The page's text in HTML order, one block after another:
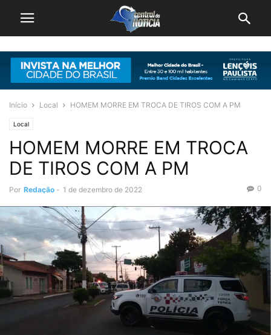
Início Local HOMEM MORRE EM TROCA DE TIROS COM A PM
Local
HOMEM MORRE EM TROCA
DE TIROS COM A PM
Por Redação - 1 de dezembro de 2022 0